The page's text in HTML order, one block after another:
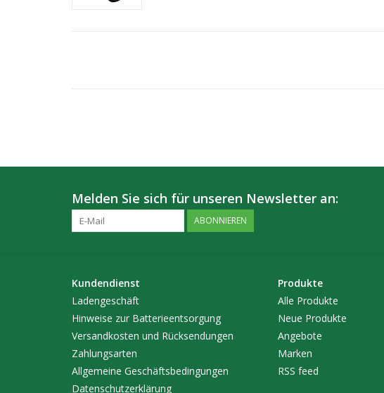
Melden Sie sich für unseren Newsletter an:
ABONNIEREN
Kundendienst
Ladengeschäft
Hinweise zur Batterieentsorgung
Versandkosten und Rücksendungen
Zahlungsarten
Allgemeine Geschäftsbedingungen
Datenschutzerklärung
Produkte
Alle Produkte
Neue Produkte
Angebote
Marken
RSS feed